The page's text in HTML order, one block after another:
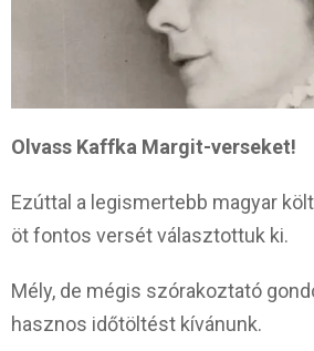
Olvass Kaffka Margit-verseket!
Ezúttal a legismertebb magyar
öt fontos versét választottuk ki.
Mély, de mégis szórakoztató
hasznos időtöltést kívánunk.